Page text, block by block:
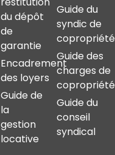
du dépôt
de
garantie
Encadrement
des loyers
Guide de
la
gestion
locative
Guide du
syndic de
copropriété
Guide des
charges de
copropriété
Guide du
conseil
syndical